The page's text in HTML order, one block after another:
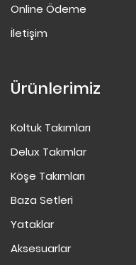
Online Ödeme
İletişim
Ürünlerimiz
Koltuk Takımları
Delux Takımlar
Köşe Takımları
Baza Setleri
Yataklar
Aksesuarlar